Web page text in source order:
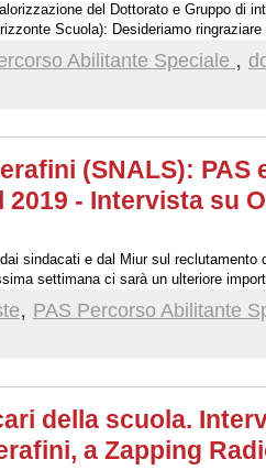
del Dottorato e Gruppo di
Scuola): Desideriamo
Bussetti per il felice esito della
di Ricerca nei PAS...
Abilitante Speciale ,
(SNALS):
- Intervista su
sindacati e dal Miur sul
settimana ci sarà un ulteriore
nostra battaglia storica che porteremo
, PAS Percorso Abilitante
della scuola.
a Zapping